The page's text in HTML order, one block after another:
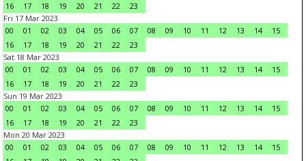
16 17 18 19 20 21 22
23
Fri 17 Mar 2023
00
01 02 03 04 05 06 07 08 09 10 11 12 13 14
15
16
17 18 19 20 21 22
23
Sat 18 Mar 2023
00
01 02 03 04 05 06 07 08 09 10 11 12 13 14
15
16
17 18 19 20 21 22
23
Sun 19 Mar 2023
00
01 02 03 04 05 06 07 08 09 10 11 12 13 14
15
16
17 18 19 20 21 22
23
Mon 20 Mar 2023
00
01 02 03 04 05 06 07 08 09 10 11 12 13 14
15